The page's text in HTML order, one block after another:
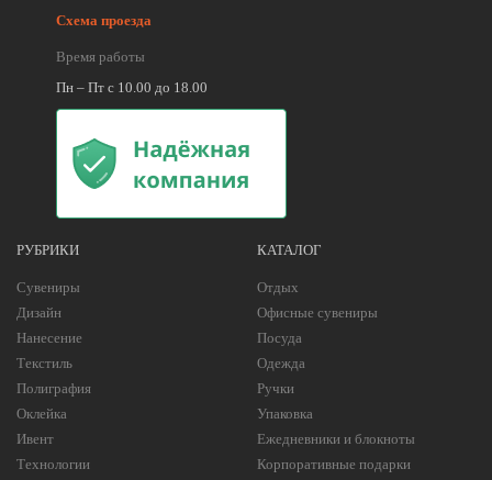
Схема проезда
Время работы
Пн – Пт с 10.00 до 18.00
РУБРИКИ
Сувениры
Дизайн
Нанесение
Текстиль
Полиграфия
Оклейка
Ивент
Технологии
КАТАЛОГ
Отдых
Офисные сувениры
Посуда
Одежда
Ручки
Упаковка
Ежедневники и блокноты
Корпоративные подарки